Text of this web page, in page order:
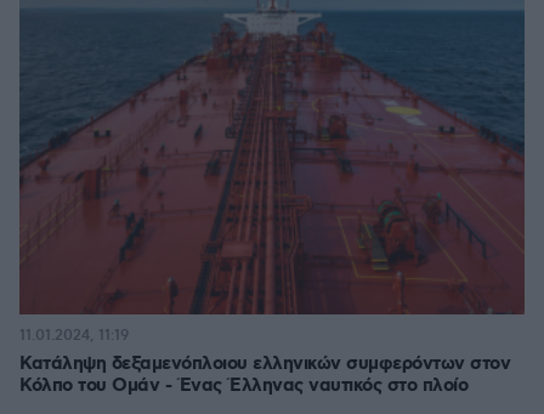
Κατάληψη δεξαμενόπλοιου ελληνικών συμφερόντων στον
Κόλπο του Ομάν - Ένας Έλληνας ναυτικός στο πλοίο
11.01.2024, 11:19